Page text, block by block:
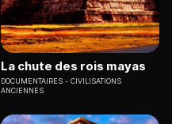
La chute des rois mayas
DOCUMENTAIRES
CIVILISATIONS
ANCIENNES